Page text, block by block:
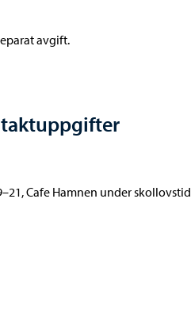
avgift.
Cafe Hamnen under